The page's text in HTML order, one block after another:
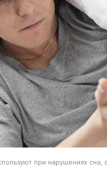
при нарушениях